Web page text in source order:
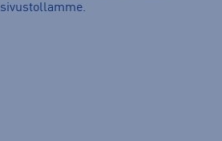
sivustollamme.